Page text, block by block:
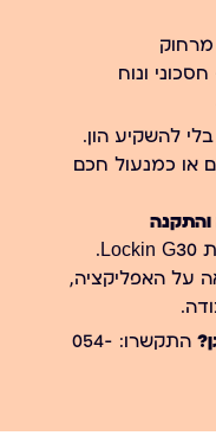
להשקיע הון.
או כמנעול חכם
והתקנה
אנחנו מספקים ומתקינים את Lockin G30.
על האפליקציה,
התקשרו: 054-